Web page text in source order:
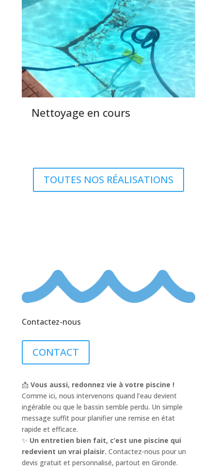
Nettoyage en cours
TOUTES NOS RÉALISATIONS
Contactez-nous
CONTACT
📩 Vous aussi, redonnez vie à votre piscine !
Comme ici, nous intervenons quand l’eau devient
ingérable ou que le bassin semble perdu. Un simple
message suffit pour planifier une remise en état
rapide et efficace.
✨ Un entretien bien fait, c’est une piscine qui
redevient un vrai plaisir. Contactez-nous pour un
devis gratuit et personnalisé, partout en Gironde.